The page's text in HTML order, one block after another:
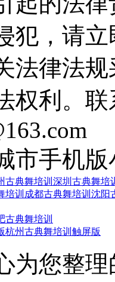
犯，请
法律法
权利。
市手机版
古典舞培训 深圳古典舞培
培训 成都古典舞培训 沈阳
古典舞培训
杭州古典舞培训触屏版
为您整